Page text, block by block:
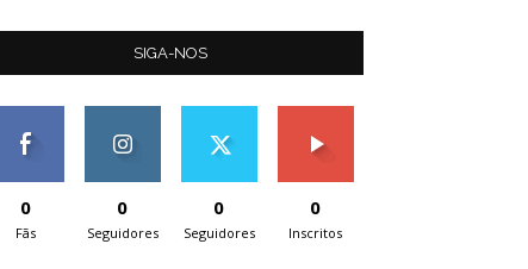
SIGA-NOS
0
Fãs
0
Seguidores
0
Seguidores
0
Inscritos